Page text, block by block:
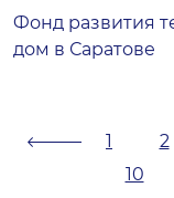
Фонд развития
дом в Саратове
1 2
10